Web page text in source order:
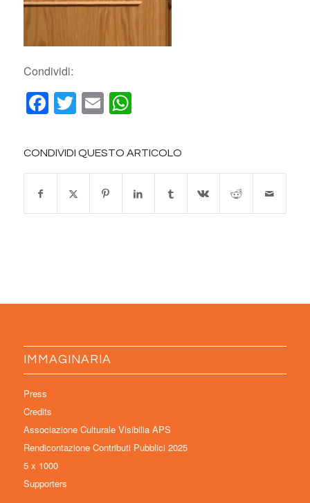
Condividi:
Facebook
Twitter
EmailWhatsApp
CONDIVIDI QUESTO ARTICOLO
IMMAGINARIA
Press
Credits
Associazione Culturale Visibilia APS
Rendicontazione Contributi Pubblici 2025
5 x 1000
Supporters